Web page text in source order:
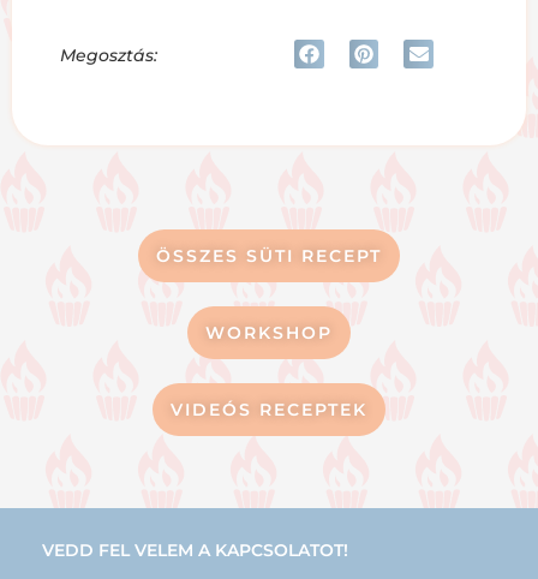
Megosztás:
ÖSSZES SÜTI RECEPT
WORKSHOP
VIDEÓS RECEPTEK
VEDD FEL VELEM A KAPCSOLATOT!